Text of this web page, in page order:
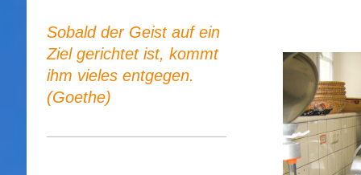
Sobald der Geist auf ein
Ziel gerichtet ist, kommt
ihm vieles entgegen.
(Goethe)